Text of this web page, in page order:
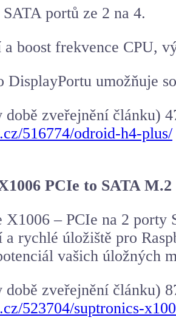
portů ze 2 na 4.
a boost frekvence CPU,
DisplayPortu umožňuje
době zveřejnění článku)
516774/odroid-h4-plus/
PCIe to SATA
X1006 – PCIe na 2
rychlé úložiště pro
vašich úložných
době zveřejnění článku)
523704/suptronics-